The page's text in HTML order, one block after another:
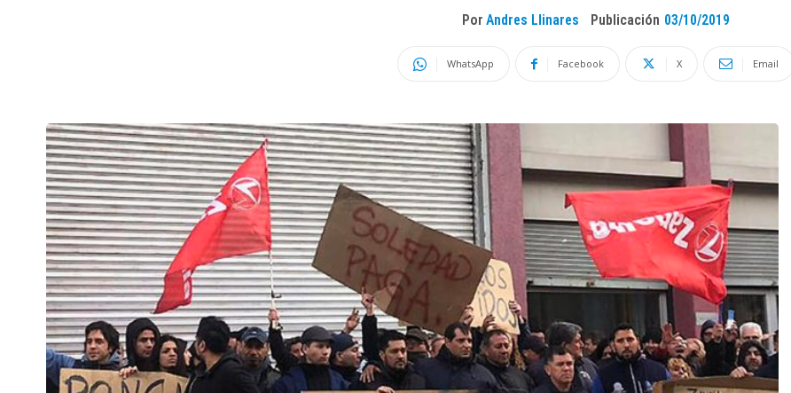
Por Andres Llinares Publicación 03/10/2019
WhatsApp Facebook X Email